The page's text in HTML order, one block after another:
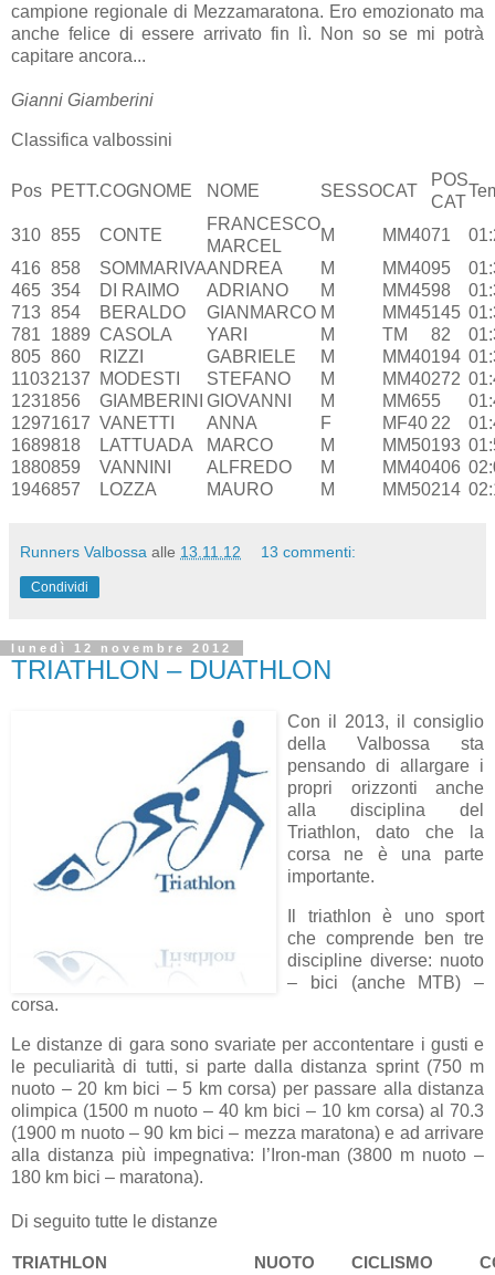
campione regionale di Mezzamaratona. Ero emozionato ma
anche felice di essere arrivato fin lì. Non so se mi potrà
capitare ancora...
Gianni Giamberini
Classifica valbossini
Pos PETT.COGNOME NOME SESSOCAT
POS
CAT
310 855 CONTE
FRANCESCO
MARCEL
M MM4071
416 858 SOMMARIVAANDREA M MM4095
465 354 DI RAIMO ADRIANO M MM4598
713 854 BERALDO GIANMARCO M MM45145
781
1889 CASOLA YARI M TM 82
805 860 RIZZI GABRIELE M MM40194
11032137 MODESTI STEFANO M MM40272
1231856 GIAMBERINI GIOVANNI M MM655
12971617 VANETTI ANNA F MF40 22
1689818 LATTUADA MARCO M MM50193
1880859 VANNINI ALFREDO M MM40406
1946857 LOZZA MAURO M MM50214
Runners Valbossa alle 13.11.12 13 commenti:
Condividi
lunedì 12 novembre 2012
TRIATHLON – DUATHLON
Con il 2013, il consiglio
della Valbossa sta
pensando di allargare i
propri orizzonti anche
alla disciplina del
Triathlon, dato che la
corsa ne è una parte
importante.
Il triathlon è uno sport
che comprende ben tre
discipline diverse: nuoto
– bici (anche MTB) –
corsa.
Le distanze di gara sono svariate per accontentare i gusti e
le peculiarità di tutti, si parte dalla distanza sprint (750 m
nuoto – 20 km bici – 5 km corsa) per passare alla distanza
olimpica (1500 m nuoto – 40 km bici – 10 km corsa) al 70.3
(1900 m nuoto – 90 km bici – mezza maratona) e ad arrivare
alla distanza più impegnativa: l’Iron-man (3800 m nuoto –
180 km bici – maratona).
Di seguito tutte le distanze
TRIATHLON NUOTO CICLISMO